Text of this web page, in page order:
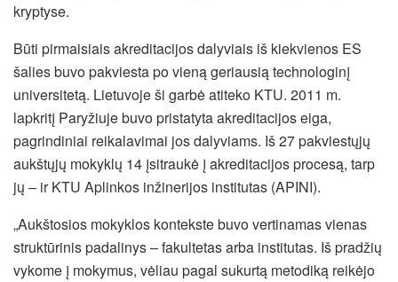
kryptyse.
Būti pirmaisiais akreditacijos dalyviais iš kiekvienos ES
šalies buvo pakviesta po vieną geriausią technologinį
universitetą. Lietuvoje ši garbė atiteko KTU. 2011 m.
lapkritį Paryžiuje buvo pristatyta akreditacijos eiga,
pagrindiniai reikalavimai jos dalyviams. Iš 27 pakviestųjų
aukštųjų mokyklų 14 įsitraukė į akreditacijos procesą, tarp
jų – ir KTU Aplinkos inžinerijos institutas (APINI).
„Aukštosios mokyklos kontekste buvo vertinamas vienas
struktūrinis padalinys – fakultetas arba institutas. Iš pradžių
vykome į mokymus, vėliau pagal sukurtą metodiką reikėjo